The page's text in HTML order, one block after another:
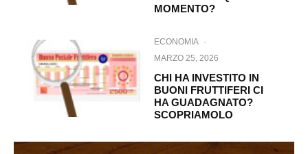
MOMENTO?
ECONOMIA ·
MARZO 25, 2026
CHI HA INVESTITO IN
BUONI FRUTTIFERI CI
HA GUADAGNATO?
SCOPRIAMOLO